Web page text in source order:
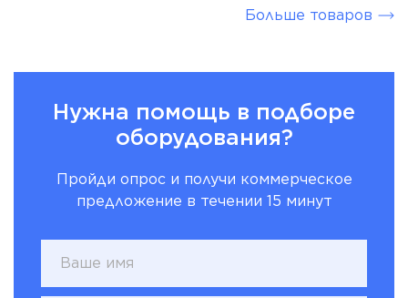
Больше товаров
Нужна помощь в подборе
оборудования?
Пройди опрос и получи коммерческое
предложение в течении 15 минут